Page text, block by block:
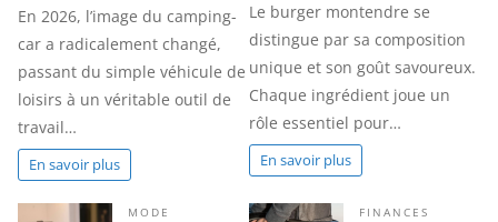
En 2026, l’image du camping-
car a radicalement changé,
passant du simple véhicule de
loisirs à un véritable outil de
travail…
En savoir plus
Le burger montendre se
distingue par sa composition
unique et son goût savoureux.
Chaque ingrédient joue un
rôle essentiel pour…
En savoir plus
MODE FINANCES